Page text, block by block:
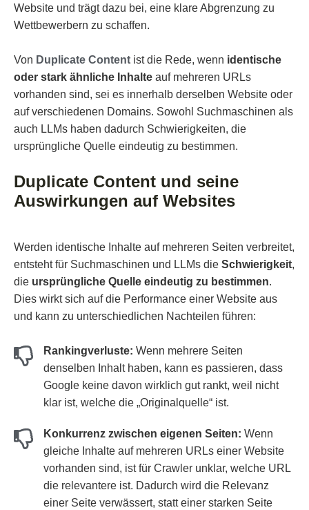
Website und trägt dazu bei, eine klare Abgrenzung zu
Wettbewerbern zu schaffen.
Von Duplicate Content ist die Rede, wenn identische
oder stark ähnliche Inhalte auf mehreren URLs
vorhanden sind, sei es innerhalb derselben Website oder
auf verschiedenen Domains. Sowohl Suchmaschinen als
auch LLMs haben dadurch Schwierigkeiten, die
ursprüngliche Quelle eindeutig zu bestimmen.
Duplicate Content und seine
Auswirkungen auf Websites
Werden identische Inhalte auf mehreren Seiten verbreitet,
entsteht für Suchmaschinen und LLMs die Schwierigkeit,
die ursprüngliche Quelle eindeutig zu bestimmen.
Dies wirkt sich auf die Performance einer Website aus
und kann zu unterschiedlichen Nachteilen führen:
Rankingverluste: Wenn mehrere Seiten
denselben Inhalt haben, kann es passieren, dass
Google keine davon wirklich gut rankt, weil nicht
klar ist, welche die „Originalquelle“ ist.
Konkurrenz zwischen eigenen Seiten: Wenn
gleiche Inhalte auf mehreren URLs einer Website
vorhanden sind, ist für Crawler unklar, welche URL
die relevantere ist. Dadurch wird die Relevanz
einer Seite verwässert, statt einer starken Seite